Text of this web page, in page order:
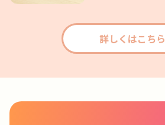
詳しくはこちら